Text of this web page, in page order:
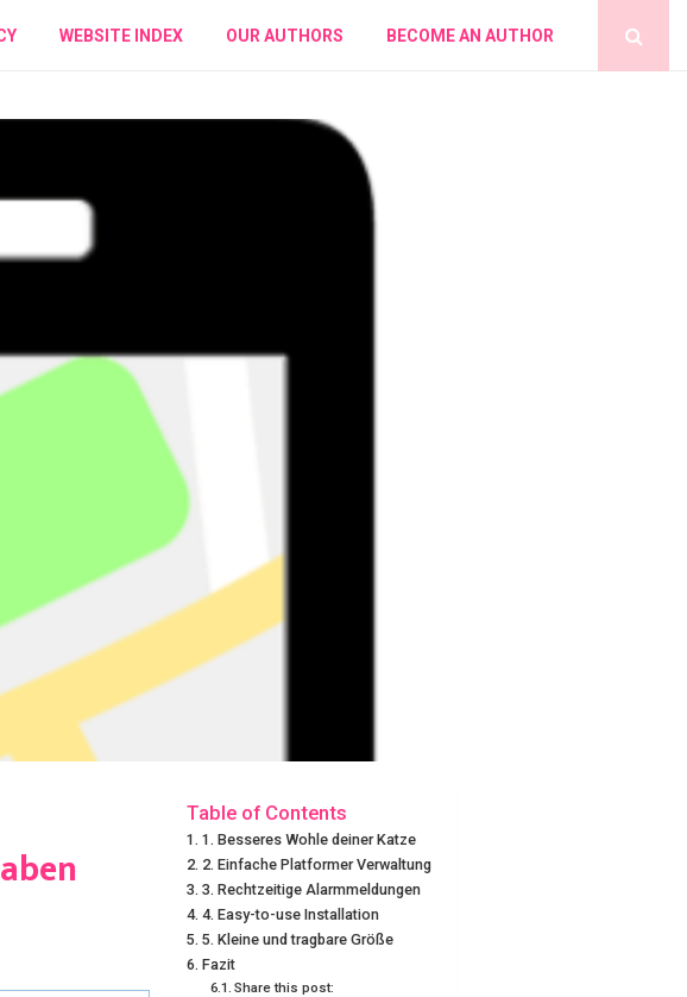
WEBSITE INDEX OUR AUTHORS BECOME AN AUTHOR
Table of Contents
1. Besseres Wohle deiner Katze
2. Einfache Platformer Verwaltung
3. Rechtzeitige Alarmmeldungen
4. Easy-to-use Installation
5. Kleine und tragbare Größe
Fazit
Share this post: